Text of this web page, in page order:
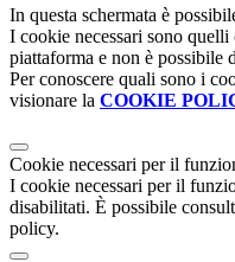
In questa schermata è
I cookie necessari sono
piattaforma e non è possibile
Per conoscere quali sono i
visionare la COOKIE
Cookie necessari per il
I cookie necessari per il
disabilitati. È possibile
policy.